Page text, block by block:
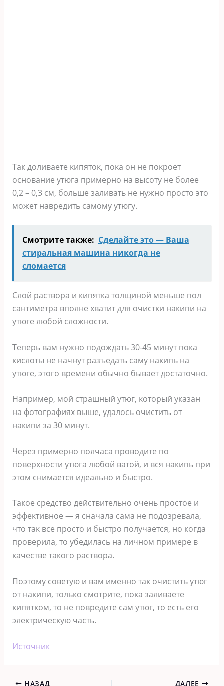
Так доливаете кипяток, пока он не покроет
основание утюга примерно на высоту не более
0,2 – 0,3 см, больше заливать не нужно просто это
может навредить самому утюгу.
Смотрите также: Сделайте это — Ваша
стиральная машина никогда не
сломается
Слой раствора и кипятка толщиной меньше пол
сантиметра вполне хватит для очистки накипи на
утюге любой сложности.
Теперь вам нужно подождать 30-45 минут пока
кислоты не начнут разъедать саму накипь на
утюге, этого времени обычно бывает достаточно.
Например, мой страшный утюг, который указан
на фотографиях выше, удалось очистить от
накипи за 30 минут.
Через примерно полчаса проводите по
поверхности утюга любой ватой, и вся накипь при
этом снимается идеально и быстро.
Такое средство действительно очень простое и
эффективное — я сначала сама не подозревала,
что так все просто и быстро получается, но когда
проверила, то убедилась на личном примере в
качестве такого раствора.
Поэтому советую и вам именно так очистить утюг
от накипи, только смотрите, пока заливаете
кипятком, то не повредите сам утюг, то есть его
электрическую часть.
Источник
НАЗАД ДАЛЕЕ